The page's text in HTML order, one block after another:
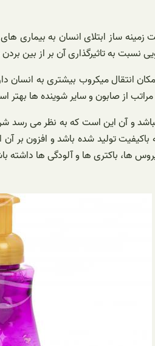
زمینه ساز ابتلای انسان به
به تاثیرگذاری آن بر از بین
انتقال میکروب بیشتری به
از صابون و سایر شوینده ها بهتر
نباشد و آن این است که به نظر می
تولید شده باشد و افزون بر
ها، باکتری ها و آلودگی ها